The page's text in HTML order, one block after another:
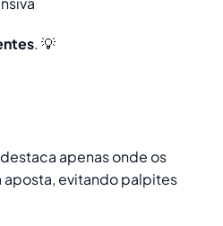
. 💡
apenas onde os
aposta, evitando palpites